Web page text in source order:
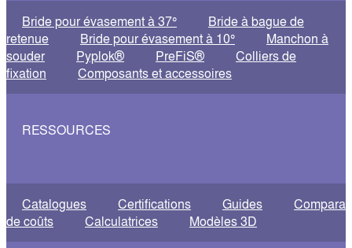
Bride pour évasement à 37°
Bride à bague de
retenue
Bride pour évasement à 10°
Manchon à
souder
Pyplok® PreFiS®
Colliers de
fixation
Composants et accessoires
RESSOURCES
Catalogues Certifications Guides
de coûts
Calculatrices Modèles 3D